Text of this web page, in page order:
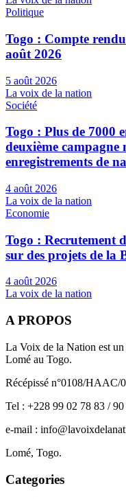
Politique
Togo : Compte
août 2026
5 août 2026
La voix de la nation
Société
Togo : Plus de 7000
deuxième campagne
enregistrements de
4 août 2026
La voix de la nation
Economie
Togo : Recrutement
sur des projets de la
4 août 2026
La voix de la nation
A PROPOS
La Voix de la Nation est un
Lomé au Togo.
Récépissé n°0108/HAAC/
Tel : +228 99 02 78 83 /
e-mail :
Lomé, Togo.
Categories